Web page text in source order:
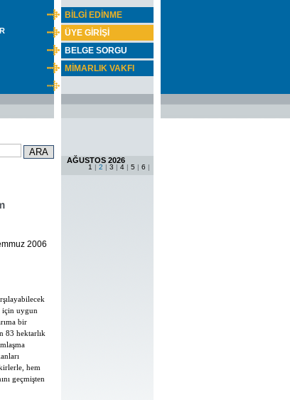
BİLGİ EDİNME
ÜYE GİRİŞİ
BELGE SORGU
MİMARLIK VAKFI
AĞUSTOS 2026
1 | 2 | 3 | 4 | 5 | 6 |
2006
için uygun
bir
83 hektarlık
hem
geçmişten